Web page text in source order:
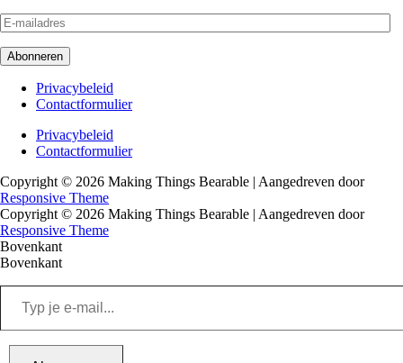
E-
mailadres
Abonneren
Footer
menu
Privacybeleid
Contactformulier
Footer
menu
Privacybeleid
Contactformulier
Copyright © 2026 Making Things Bearable | Aangedreven door
Responsive Theme
Copyright © 2026 Making Things Bearable | Aangedreven door
Responsive Theme
Bovenkant
Bovenkant